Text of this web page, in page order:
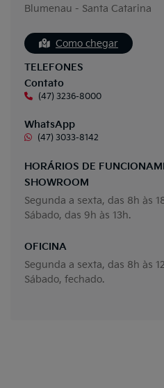
Blumenau - Santa Catarina
Como chegar
TELEFONES
Contato
(47) 3236-8000
WhatsApp
(47) 3033-8142
HORÁRIOS DE
SHOWROOM
Segunda a sexta, das 8h às
Sábado, das 9h às 13h.
OFICINA
Segunda a sexta, das 8h às
Sábado, fechado.